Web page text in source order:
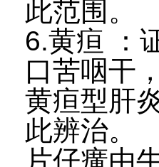
此范围。
6.黄疸 ：
口苦咽干
黄疸型肝
此辨治。
片仔癀由